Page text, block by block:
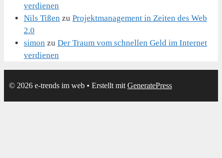
verdienen
Nils Tißen zu Projektmanagement in Zeiten des Web
2.0
simon zu Der Traum vom schnellen Geld im Internet
verdienen
© 2026 e-trends im web • Erstellt mit GeneratePress